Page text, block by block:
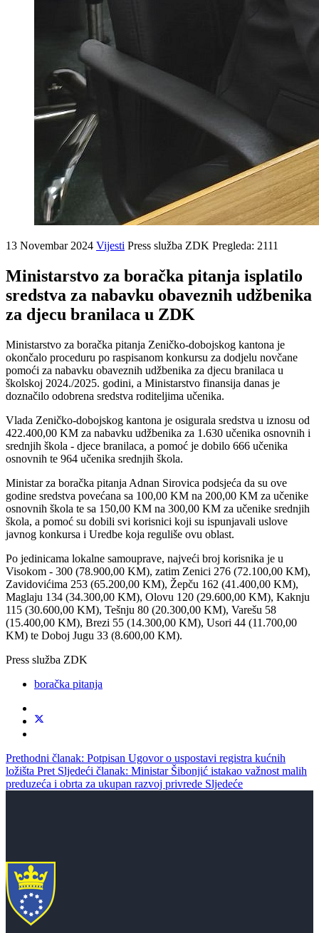
13 Novembar 2024 Vijesti Press služba ZDK Pregleda: 2111
Ministarstvo za boračka pitanja isplatilo
sredstva za nabavku obaveznih udžbenika
za djecu branilaca u ZDK
Ministarstvo za boračka pitanja Zeničko-dobojskog kantona je
okončalo proceduru po raspisanom konkursu za dodjelu novčane
pomoći za nabavku obaveznih udžbenika za djecu branilaca u
školskoj 2024./2025. godini, a Ministarstvo finansija danas je
doznačilo odobrena sredstva roditeljima učenika.
Vlada Zeničko-dobojskog kantona je osigurala sredstva u iznosu od
422.400,00 KM za nabavku udžbenika za 1.630 učenika osnovnih i
srednjih škola - djece branilaca, a pomoć je dobilo 666 učenika
osnovnih te 964 učenika srednjih škola.
Ministar za boračka pitanja Adnan Sirovica podsjeća da su ove
godine sredstva povećana sa 100,00 KM na 200,00 KM za učenike
osnovnih škola te sa 150,00 KM na 300,00 KM za učenike srednjih
škola, a pomoć su dobili svi korisnici koji su ispunjavali uslove
javnog konkursa i Uredbe koja reguliše ovu oblast.
Po jedinicama lokalne samouprave, najveći broj korisnika je u
Visokom - 300 (78.900,00 KM), zatim Zenici 276 (72.100,00 KM),
Zavidovićima 253 (65.200,00 KM), Žepču 162 (41.400,00 KM),
Maglaju 134 (34.300,00 KM), Olovu 120 (29.600,00 KM), Kaknju
115 (30.600,00 KM), Tešnju 80 (20.300,00 KM), Varešu 58
(15.400,00 KM), Brezi 55 (14.300,00 KM), Usori 44 (11.700,00
KM) te Doboj Jugu 33 (8.600,00 KM).
Press služba ZDK
boračka pitanja
Prethodni članak: Potpisan Ugovor o uspostavi registra kućnih
ložišta Pret Sljedeći članak: Ministar Šibonjić istakao važnost malih
preduzeća i obrta za ukupan razvoj privrede Sljedeće